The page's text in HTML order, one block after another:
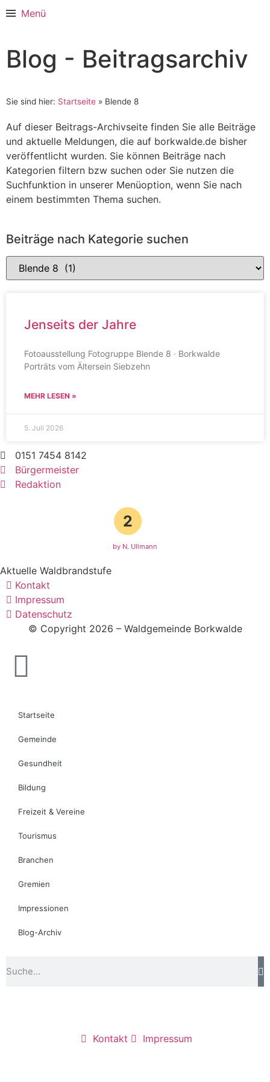
Menü
Blog - Beitragsarchiv
Sie sind hier: Startseite » Blende 8
Auf dieser Beitrags-Archivseite finden Sie alle Beiträge
und aktuelle Meldungen, die auf borkwalde.de bisher
veröffentlicht wurden. Sie können Beiträge nach
Kategorien filtern bzw suchen oder Sie nutzen die
Suchfunktion in unserer Menüoption, wenn Sie nach
einem bestimmten Thema suchen.
Beiträge nach Kategorie suchen
Jenseits der Jahre
Fotoausstellung Fotogruppe Blende 8 · Borkwalde
Porträts vom Ältersein Siebzehn
MEHR LESEN »
5. Juli 2026
0151 7454 8142
Bürgermeister
Redaktion
2
by N. Ullmann
Aktuelle Waldbrandstufe
Kontakt
Impressum
Datenschutz
© Copyright 2026 – Waldgemeinde Borkwalde
Startseite
Gemeinde
Gesundheit
Bildung
Freizeit & Vereine
Tourismus
Branchen
Gremien
Impressionen
Blog-Archiv
Kontakt Impressum